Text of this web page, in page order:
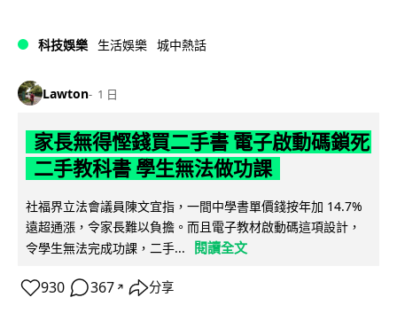
科技娛樂 生活娛樂 城中熱話
Lawton 1 日
家長無得慳錢買二手書 電子啟動碼鎖死
二手教科書 學生無法做功課
社福界立法會議員陳文宜指，一間中學書單價錢按年加 14.7%
遠超通漲，令家長難以負擔。而且電子教材啟動碼這項設計，
令學生無法完成功課，二手...
閱讀全文
930 367 ↗ 分享